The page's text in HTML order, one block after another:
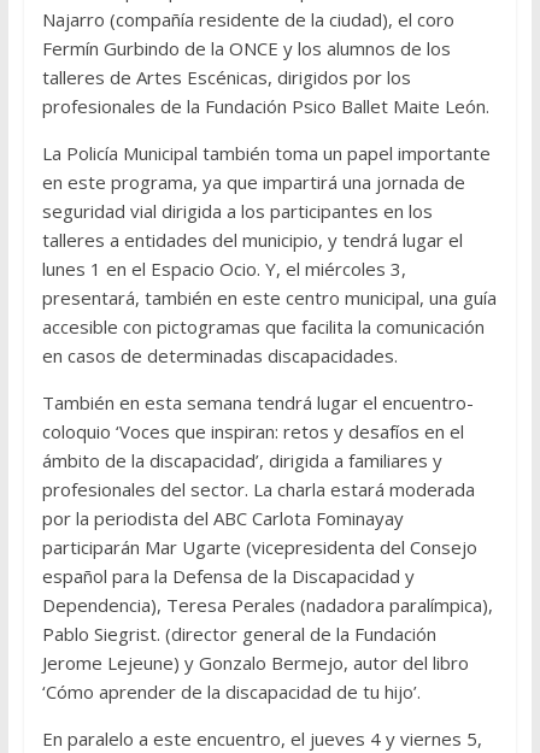
Najarro (compañía residente de la ciudad), el coro
Fermín Gurbindo de la ONCE y los alumnos de los
talleres de Artes Escénicas, dirigidos por los
profesionales de la Fundación Psico Ballet Maite León.
La Policía Municipal también toma un papel importante
en este programa, ya que impartirá una jornada de
seguridad vial dirigida a los participantes en los
talleres a entidades del municipio, y tendrá lugar el
lunes 1 en el Espacio Ocio. Y, el miércoles 3,
presentará, también en este centro municipal, una guía
accesible con pictogramas que facilita la comunicación
en casos de determinadas discapacidades.
También en esta semana tendrá lugar el encuentro-
coloquio ‘Voces que inspiran: retos y desafíos en el
ámbito de la discapacidad’, dirigida a familiares y
profesionales del sector. La charla estará moderada
por la periodista del ABC Carlota Fominayay
participarán Mar Ugarte (vicepresidenta del Consejo
español para la Defensa de la Discapacidad y
Dependencia), Teresa Perales (nadadora paralímpica),
Pablo Siegrist. (director general de la Fundación
Jerome Lejeune) y Gonzalo Bermejo, autor del libro
‘Cómo aprender de la discapacidad de tu hijo’.
En paralelo a este encuentro, el jueves 4 y viernes 5,